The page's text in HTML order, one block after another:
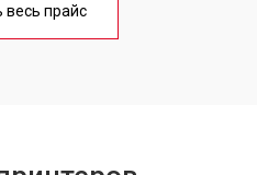
от 2600 ₽
весь прайс